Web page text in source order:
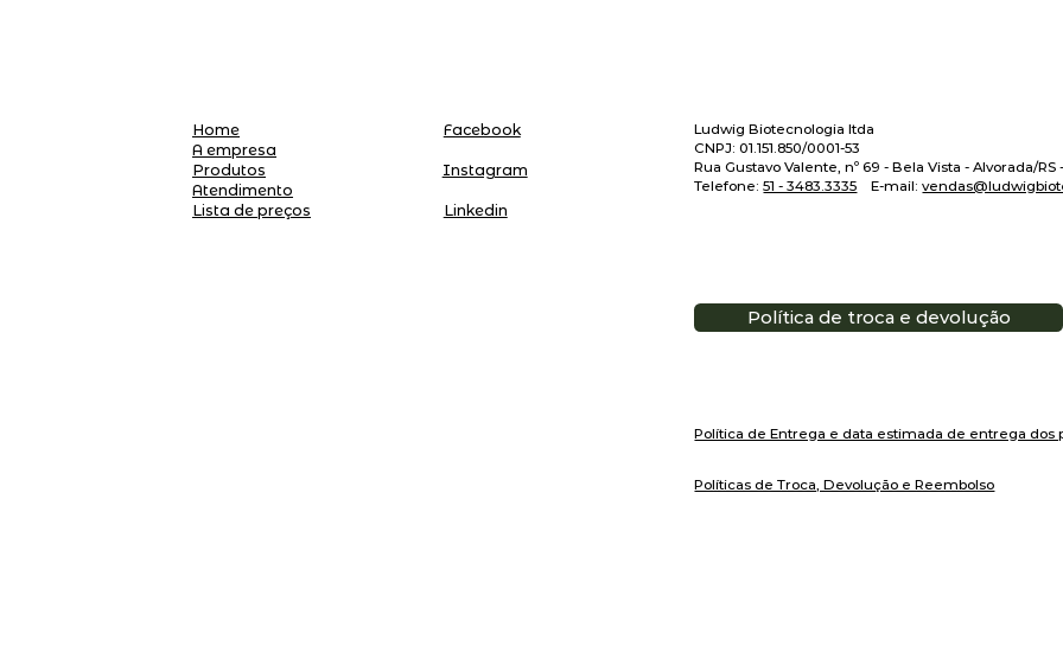
Política de Entrega e data estimada de entrega dos
Políticas de Troca, Devolução e Reembolso
Facebook
Ludwig Biotecnologia ltda
CNPJ: 01.151.850/0001-53
Rua Gustavo Valente, nº 69 - Bela Vista - Alvorada/RS
Telefone:51 - 3483.3335 E-mail:
Home
A empresa
Produtos
Atendimento
Lista de preços
Instagram
Linkedin
Política de troca e devolução